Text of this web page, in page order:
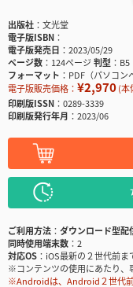
出版社
文光堂
電子版ISBN
電子版発売日
2023/05/29
ページ数
124ページ判型
B5
フォーマット
PDF（パソコン
電子版販売価格： ¥2,970(本
印刷版ISSN
0289-3339
印刷版発行年月
2023/06
ご利用方法
ダウンロード型配
同時使用端末数
2
対応OS
iOS最新の２世代前
※コンテンツの使用にあたり
※Androidは、Android２世代